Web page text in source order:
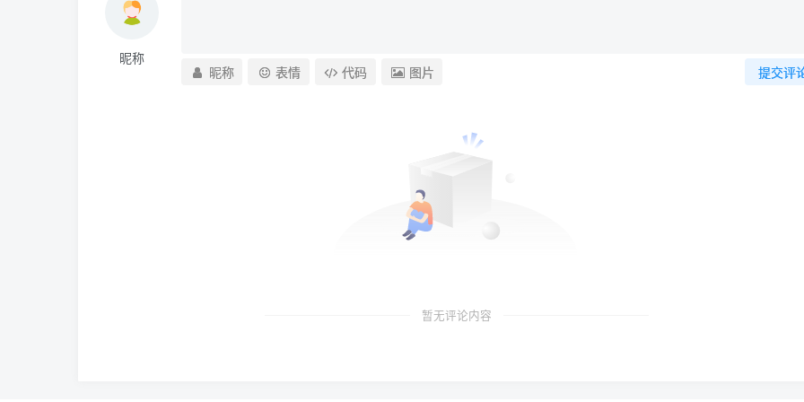
昵称
提交评
昵称 表情 代码 图片
暂无评论内容